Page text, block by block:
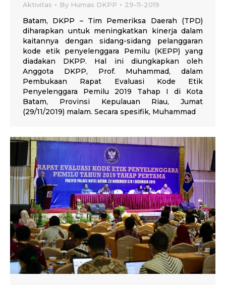
Aktivitas By Humas DKPP 29-11-2019
Batam, DKPP – Tim Pemeriksa Daerah (TPD)
diharapkan untuk meningkatkan kinerja dalam
kaitannya dengan sidang-sidang pelanggaran
kode etik penyelenggara Pemilu (KEPP) yang
diadakan DKPP. Hal ini diungkapkan oleh
Anggota DKPP, Prof. Muhammad, dalam
Pembukaan Rapat Evaluasi Kode Etik
Penyelenggara Pemilu 2019 Tahap I di Kota
Batam, Provinsi Kepulauan Riau, Jumat
(29/11/2019) malam. Secara spesifik, Muhammad